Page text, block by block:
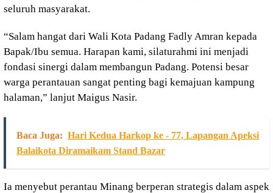
seluruh masyarakat.
“Salam hangat dari Wali Kota Padang Fadly Amran kepada
Bapak/Ibu semua. Harapan kami, silaturahmi ini menjadi
fondasi sinergi dalam membangun Padang. Potensi besar
warga perantauan sangat penting bagi kemajuan kampung
halaman,” lanjut Maigus Nasir.
Baca Juga: Hari Kedua Harkop ke - 77, Lapangan Apeksi
Balaikota Diramaikam Stand Bazar
Ia menyebut perantau Minang berperan strategis dalam aspek